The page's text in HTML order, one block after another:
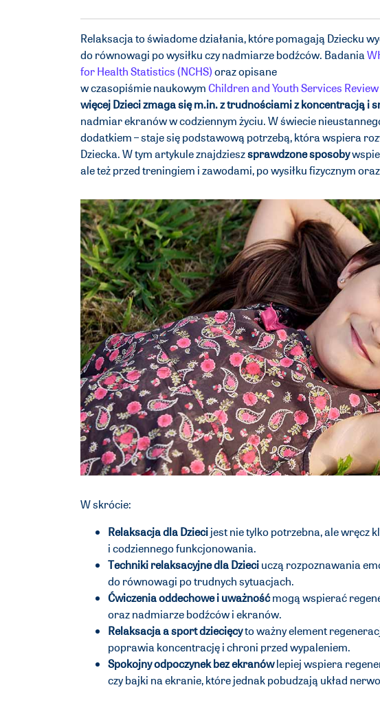
Relaksacja to świadome działania, które pomagają Dziecku
do równowagi po wysiłku czy nadmiarze bodźców. Badania
for Health Statistics (NCHS)oraz opisane
w czasopiśmie naukowymChildren and Youth Services Review
więcej Dzieci zmaga się m.in. z trudnościami z koncentracją i
nadmiar ekranów w codziennym życiu. W świecie
dodatkiem – staje się podstawową potrzebą, która wspiera
Dziecka. W tym artykule znajdzieszsprawdzone sposoby
ale też przed treningiem i zawodami, po wysiłku fizycznym
W skrócie:
Relaksacja dla Dziecijest nie tylko potrzebna, ale wręcz
i codziennego funkcjonowania.
Techniki relaksacyjne dla Dzieciuczą rozpoznawania
do równowagi po trudnych sytuacjach.
Ćwiczenia oddechowe i uważnośćmogą wspierać
oraz nadmiarze bodźców i ekranów.
Relaksacja a sport dziecięcyto ważny element
poprawia koncentrację i chroni przed wypaleniem.
Spokojny odpoczynek bez ekranówlepiej wspiera
czy bajki na ekranie, które jednak pobudzają układ